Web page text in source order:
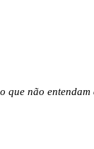
que não